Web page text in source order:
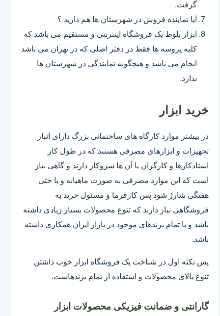
گرفت.
آیا نماینده فروش در شهرستان ها هم دارید ؟
ابزار بلوط یک فروشگاه اینترنتی و مستقیم می باشد که
کلیه پروسه ها فقط در دفتر اصلی که در تهران می باشد
انجام می باشد و هیچگونه نمایندگی در شهرستان ها
ندارد.
خرید ابزار
در بیشتر موارد کارگاه های ساختمانی بزرگ دارای انبار
تجهیزات و ابزارهای مصرفی هستند که در طول کار
استادکارها و کارگران با آن ها سروکار دارند و گاهی نیاز
است که این موارد مصرفی به صورت ماهیانه و یا حتی
هفتگی شارژ شود پس کارفرما و مسئول خرید به
فروشگاهی نیاز دارند که تنوع محصولات بسیار زیادی داشته
باشد و با تمام برندهای موجود در بازار ایران همکاری داشته
باشد.
پس نکته اول در شناخت یک فروشگاه ابزار خوب داشتن
تنوع بالای محصولات و استفاده از تمام برندهاست.
گارانتی و ضمانت فیزیکی محصولات ابزار